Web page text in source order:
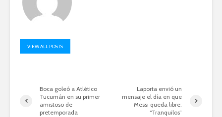
VIEW ALL POSTS
Boca goleó a Atlético
Tucumán en su primer
amistoso de
pretemporada
Laporta envió un
mensaje el día en que
Messi queda libre:
“Tranquilos”